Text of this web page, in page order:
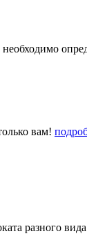
вам!
разного